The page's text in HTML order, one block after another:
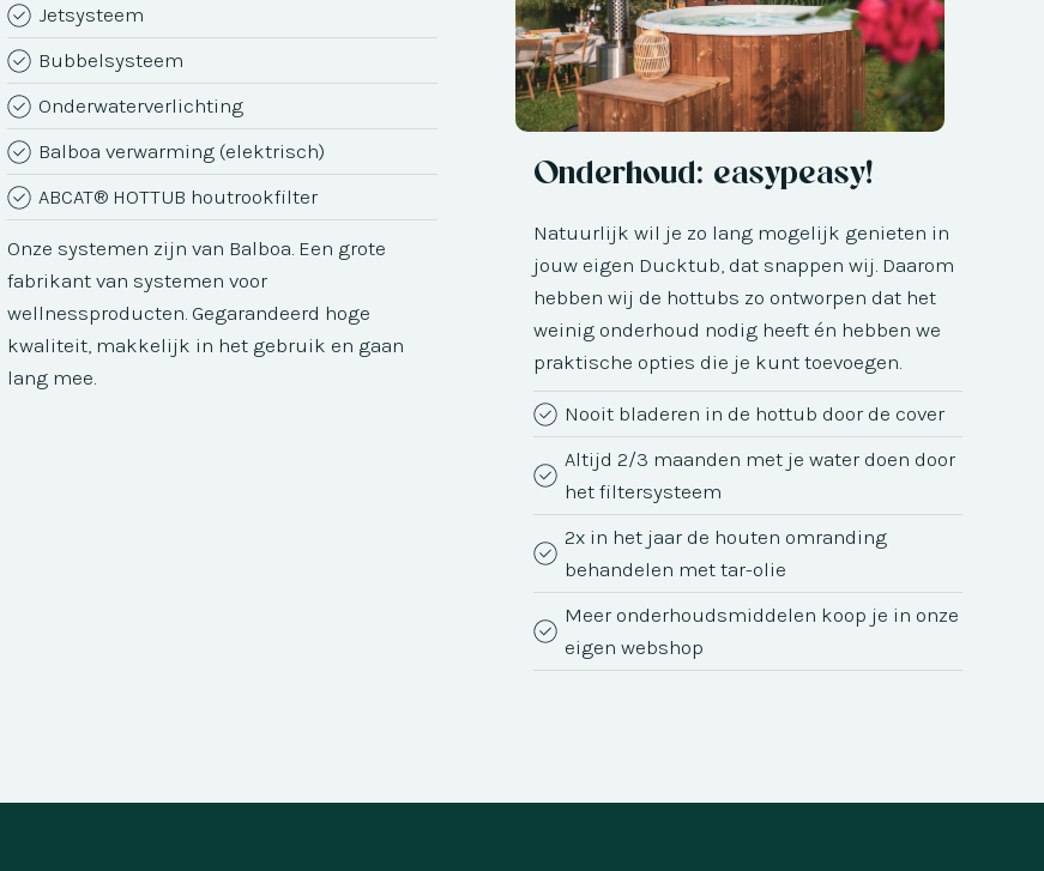
Jetsysteem
Bubbelsysteem
Onderwaterverlichting
Balboa verwarming (elektrisch)
ABCAT® HOTTUB houtrookfilter
Onze systemen zijn van Balboa. Een grote
fabrikant van systemen voor
wellnessproducten. Gegarandeerd hoge
kwaliteit, makkelijk in het gebruik en gaan
lang mee.
Onderhoud: easypeasy!
Natuurlijk wil je zo lang mogelijk genieten in
jouw eigen Ducktub, dat snappen wij. Daarom
hebben wij de hottubs zo ontworpen dat het
weinig onderhoud nodig heeft én hebben we
praktische opties die je kunt toevoegen.
Nooit bladeren in de hottub door de cover
Altijd 2/3 maanden met je water doen door
het filtersysteem
2x in het jaar de houten omranding
behandelen met tar-olie
Meer onderhoudsmiddelen koop je in onze
eigen webshop